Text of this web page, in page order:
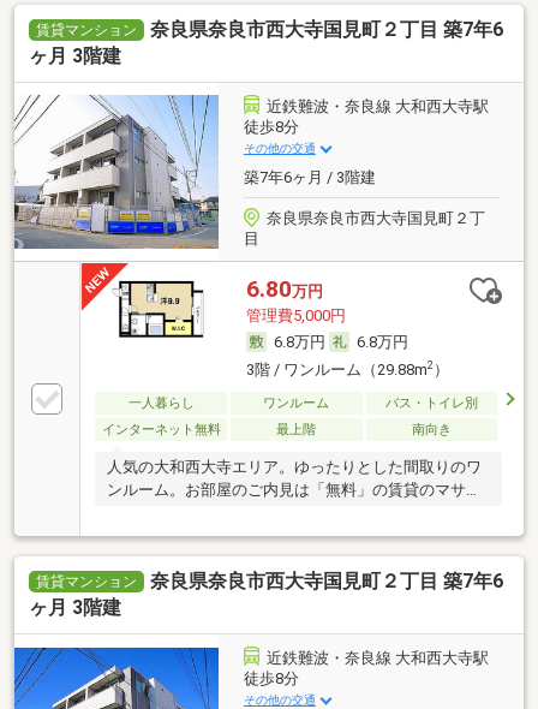
賃貸マンション
奈良県奈良市西大寺国見町２丁目 築7年6
ヶ月 3階建
近鉄難波・奈良線 大和西大寺駅
徒歩8分
その他の交通
築7年6ヶ月 / 3階建
奈良県奈良市西大寺国見町２丁
目
6.80万円
管理費5,000円
6.8万円
6.8万円
3階 / ワンルーム（29.88m2）
一人暮らし ワンルーム
バス・トイレ別
インターネット無料
最上階 南向き
人気の大和西大寺エリア。ゆったりとした間取りのワ
ンルーム。お部屋のご内見は「無料」の賃貸のマサキ
賃貸マンション
奈良県奈良市西大寺国見町２丁目 築7年6
ヶ月 3階建
近鉄難波・奈良線 大和西大寺駅
徒歩8分
その他の交通